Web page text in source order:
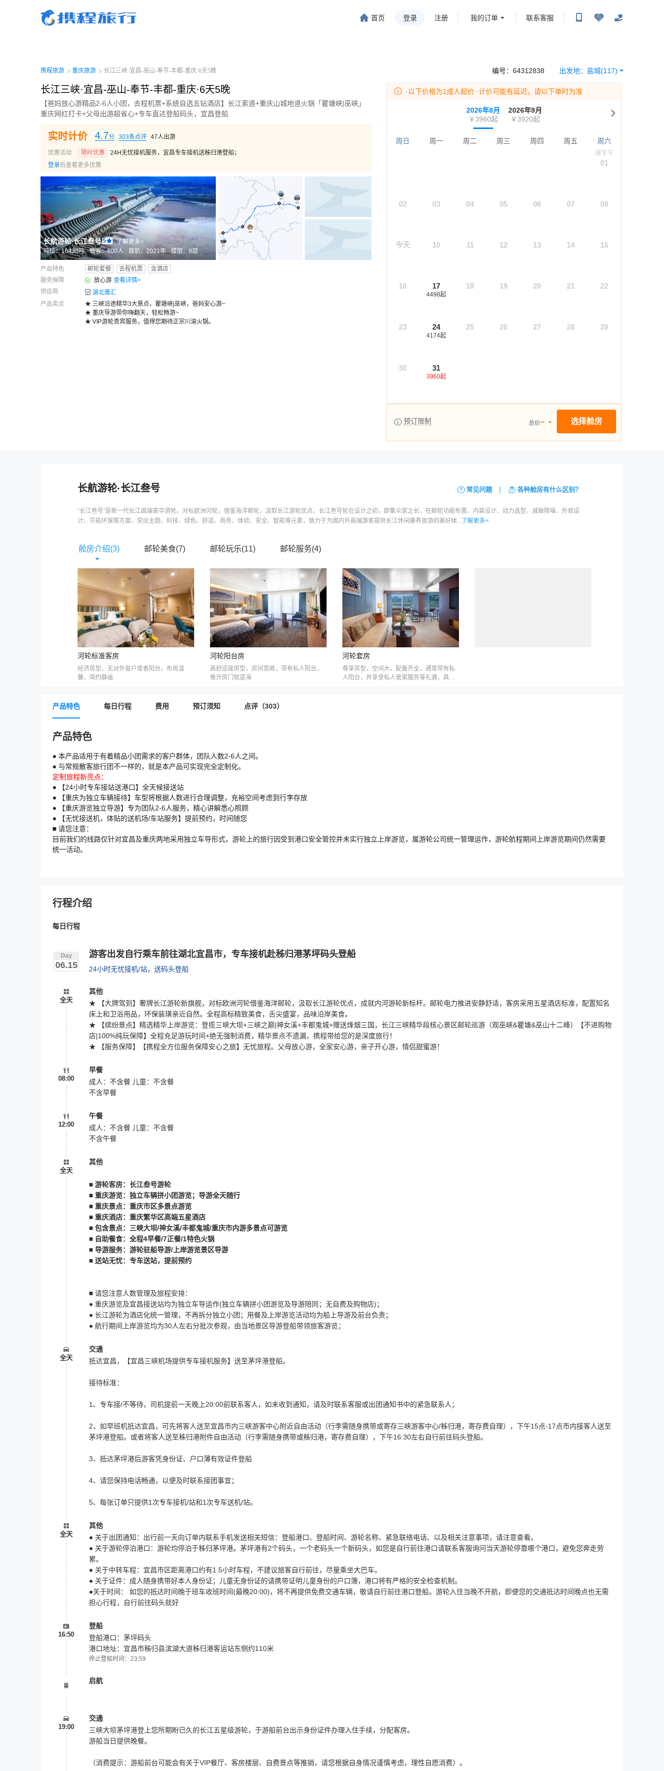
首页 登录 注册 我的订单 联系客服
携程旅游
重庆旅游 长江三峡·宜昌-巫山-奉节-丰都-重庆·6天5晚
长江三峡·宜昌-巫山-奉节-丰都-重庆·6天5晚
【爸妈放心游精品2-6人小团，去程机票+系统自选五钻酒店】长江索道+重庆山城地道火锅「瞿塘峡|巫峡」
重庆网红打卡+父母出游超省心+专车直达登船码头，宜昌登船
实时计价 4.7分 303条点评 47人出游
优惠活动 限时优惠
24H无忧接机服务，宜昌专车接机送秭归港登船；
登录后查看更多优惠
长航游轮·长江叁号 5
了解更多>
吨位：16438吨 载客：600人 首航：2021年 楼层：8层
产品特色 邮轮套餐 去程机票
含酒店
服务保障
放心游 查看详情>
供应商
湖北雅汇
产品卖点
★ 三峡沿途精华3大景点，瞿塘峡|巫峡，爸妈安心游~
★ 重庆导游带你嗨翻天，轻松畅游~
★ VIP游轮贵宾服务，值得您期待正宗川渝火锅。
出发地： 盐城(117)
编号： 64312838
·以下价格为1成人起价 ·计价可能有延迟，请以下单时为准
2026年8月
￥3960起
2026年9月
￥3920起
周日 周一 周二 周三 周四 周五 周六
建军节
01
02 03 04 05 06 07 08
今天 10 11 12 13 14 15
16 17
4498起
18 19 20 21 22
23 24
4174起
25 26 27 28 29
30 31
3960起
预订限制 选择舱房
总价- -
长航游轮·长江叁号 常见问题 | 各种舱房有什么区别？
“长江叁号”是新一代长江高端豪华游轮。对标欧洲河轮，借鉴海洋邮轮，汲取长江游轮优点，长江叁号轮在设计之初，即集众家之长，在邮轮功能布置、内装设计、动力选型、减振降噪、外观设
计、节能环保等方面，突出主题、科技、绿色、舒适、商务、体验、安全、智能等元素，致力于为国内外高端游客提供长江休闲康养旅游的美好体...了解更多>
舱房介绍(3) 邮轮美食(7) 邮轮玩乐(11) 邮轮服务(4)
河轮标准客房
经济房型，无对外窗户或者阳台，布局温
馨，简约静谧
河轮阳台房
高舒适度房型，房间宽敞，带有私人阳台，
推开房门就是海
河轮套房
尊享房型，空间大，配备齐全，通常带有私
人阳台，并享受私人管家服务等礼遇，具体
产品特色 每日行程 费用 预订须知 点评（303）
产品特色
● 本产品适用于有着精品小团需求的客户群体，
团队人数2-6人之间。
● 与常规散客旅行团不一样的，就是本产品可实现完全定制化。
定制旅程新亮点：
● 【24小时专车接站送港口】全天候接送站
● 【重庆为独立车辆接待】车型将根据人数进行合理调整，充裕空间考虑到行李存放
● 【重庆游览独立导游】专为团队2-6人服务，精心讲解悉心照顾
● 【无忧接送机，体贴的送机场/车站服务】提前预约，时间随您
■ 请您注意：
目前我们的线路仅针对宜昌及重庆两地采用独立车导形式，游轮上的旅行因受到港口安全管控并未实行独立上岸游览，属游轮公司统一管理运作，游轮航程期间上岸游览期间仍然需要
统一活动。
行程介绍
每日行程
Day
06.15
游客出发自行乘车前往湖北宜昌市，专车接机赴秭归港茅坪码头登船
24小时无忧接机/站，送码头登船
全天
其他
★ 【大牌驾到】奢牌长江游轮新旗舰，对标欧洲河轮借鉴海洋邮轮，汲取长江游轮优点，成就内河游轮新标杆。邮轮电力推进安静舒适，客房采用五星酒店标准，配置知名
床上和卫浴用品，环保装璜亲近自然。全程高标精致美食，舌尖盛宴，品味沿岸美食。
★ 【缤纷景点】精选精华上岸游览：登揽三峡大坝+三峡之巅|神女溪+丰都鬼城+赠送烽烟三国，长江三峡精华段核心景区邮轮巡游（观巫峡&瞿塘&巫山十二峰）【不进购物
店|100%纯玩保障】全程充足游玩时间+绝无强制消费，精华景点不遗漏，携程带给您的是深度旅行！
★ 【服务保障】【携程全方位服务保障安心之旅】无忧旅程。父母放心游，全家安心游，亲子开心游，情侣甜蜜游！
08:00
早餐
成人：不含餐 儿童：不含餐
不含早餐
12:00
午餐
成人：不含餐 儿童：不含餐
不含午餐
全天
其他
■ 游轮客房：长江叁号游轮
■ 重庆游览：独立车辆拼小团游览；导游全天随行
■ 重庆景点：重庆市区多景点游览
■ 重庆酒店：重庆繁华区高端五星酒店
■ 包含景点：三峡大坝/神女溪/丰都鬼城/重庆市内游多景点可游览
■ 自助餐食：全程4早餐/7正餐/1特色火锅
■ 导游服务：游轮驻船导游/上岸游览景区导游
■ 送站无忧：专车送站，提前预约
■ 请您注意人数管理及旅程安排：
● 重庆游览及宜昌接送站均为独立车导运作(独立车辆拼小团游览及导游陪同；无自费及购物店)；
● 长江游轮为酒店化统一管理，不再拆分独立小团；用餐及上岸游览活动均为船上导游及前台负责；
● 航行期间上岸游览均为30人左右分批次参观，由当地景区导游登船带领旅客游览；
全天
交通
抵达宜昌，【宜昌三峡机场提供专车接机服务】送至茅坪港登船。
接待标准：
1、专车接/不等待，司机提前一天晚上20:00前联系客人，如未收到通知，请及时联系客服或出团通知书中的紧急联系人；
2、如早班机抵达宜昌，可先将客人送至宜昌市内三峡游客中心附近自由活动（行李需随身携带或寄存三峡游客中心/秭归港，寄存费自理），下午15点-17点市内接客人送至
茅坪港登船。或者将客人送至秭归港附件自由活动（行李需随身携带或秭归港，寄存费自理），下午16:30左右自行前往码头登船。
3、抵达茅坪港后游客凭身份证、户口薄有效证件登船
4、请您保持电话畅通，以便及时联系接团事宜；
5、每张订单只提供1次专车接机/站和1次专车送机/站。
全天
其他
● 关于出团通知：出行前一天向订单内联系手机发送相关短信：登船港口、登船时间、游轮名称、紧急联络电话、以及相关注意事项，请注意查看。
● 关于游轮停泊港口：游轮均停泊于秭归茅坪港。茅坪港有2个码头，一个老码头一个新码头，如您是自行前往港口请联系客服询问当天游轮停靠哪个港口，避免您奔走劳
累。
● 关于中转车程：宜昌市区距离港口约有1.5小时车程，不建议旅客自行前往，尽量乘坐大巴车。
● 关于证件：成人随身携带好本人身份证；儿童无身份证的请携带证明儿童身份的户口簿，港口将有严格的安全检查机制。
●关于时间： 如您的抵达时间晚于班车收班时间(最晚20:00)，将不再提供免费交通车辆，敬请自行前往港口登船。游轮入住当晚不开航，即便您的交通抵达时间晚点也无需
担心行程，自行前往码头就好
16:50
登船
登船港口：茅坪码头
港口地址：宜昌市秭归县滨湖大道秭归港客运站东侧约110米
停止登船时间：23:59
启航
19:00
交通
三峡大坝茅坪港登上您所期盼已久的长江五星级游轮，于游船前台出示身份证件办理入住手续，分配客房。
游船当日提供晚餐。
（消费提示：游船前台可能会有关于VIP餐厅、客房楼层、自费景点等推销，请您根据自身情况谨慎考虑，理性自愿消费）。